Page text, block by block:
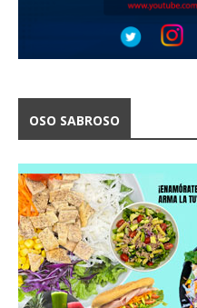
OSO SABROSO